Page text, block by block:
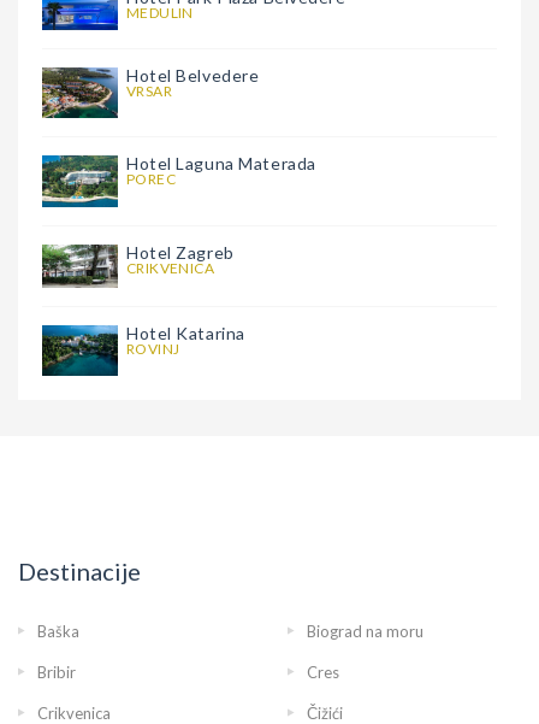
MEDULIN
Hotel Belvedere
VRSAR
Hotel Laguna Materada
POREC
Hotel Zagreb
CRIKVENICA
Hotel Katarina
ROVINJ
Destinacije
Baška Biograd na moru
Bribir Cres
Crikvenica Čižići